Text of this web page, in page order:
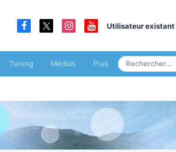
Utilisateur existant
Tuning Médias Plus